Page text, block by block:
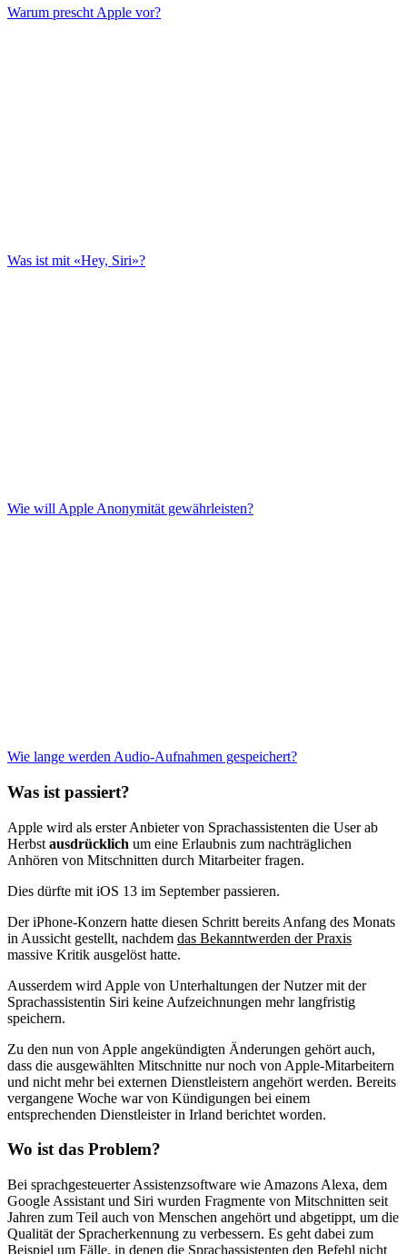
Warum prescht Apple vor?
Was ist mit «Hey, Siri»?
Wie will Apple Anonymität gewährleisten?
Wie lange werden Audio-Aufnahmen gespeichert?
Was ist passiert?
Apple wird als erster Anbieter von Sprachassistenten die User ab
Herbst ausdrücklich um eine Erlaubnis zum nachträglichen
Anhören von Mitschnitten durch Mitarbeiter fragen.
Dies dürfte mit iOS 13 im September passieren.
Der iPhone-Konzern hatte diesen Schritt bereits Anfang des Monats
in Aussicht gestellt, nachdem das Bekanntwerden der Praxis
massive Kritik ausgelöst hatte.
Ausserdem wird Apple von Unterhaltungen der Nutzer mit der
Sprachassistentin Siri keine Aufzeichnungen mehr langfristig
speichern.
Zu den nun von Apple angekündigten Änderungen gehört auch,
dass die ausgewählten Mitschnitte nur noch von Apple-Mitarbeitern
und nicht mehr bei externen Dienstleistern angehört werden. Bereits
vergangene Woche war von Kündigungen bei einem
entsprechenden Dienstleister in Irland berichtet worden.
Wo ist das Problem?
Bei sprachgesteuerter Assistenzsoftware wie Amazons Alexa, dem
Google Assistant und Siri wurden Fragmente von Mitschnitten seit
Jahren zum Teil auch von Menschen angehört und abgetippt, um die
Qualität der Spracherkennung zu verbessern. Es geht dabei zum
Beispiel um Fälle, in denen die Sprachassistenten den Befehl nicht